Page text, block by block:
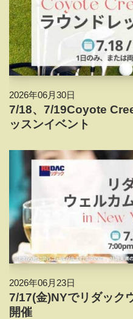
2026年06月30日
7/18、7/19Coyote
ッスンイベント
2026年06月23日
7/17(金)NYでリダック
開催